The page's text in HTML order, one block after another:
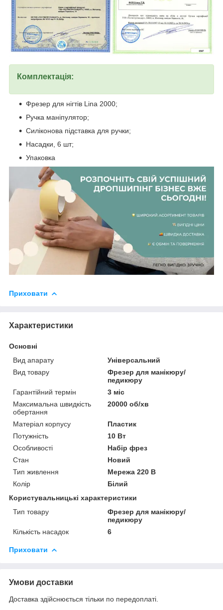
Комплектація:
Фрезер для нігтів Lina 2000;
Ручка маніпулятор;
Силіконова підставка для ручки;
Насадки, 6 шт;
Упаковка
Приховати
Характеристики
Основні
Вид апарату
Універсальний
Вид товару
Фрезер для манікюру/
педикюру
Гарантійний термін
3 міс
Максимальна швидкість
обертання
20000 об/хв
Матеріал корпусу
Пластик
Потужність
10 Вт
Особливості
Набір фрез
Стан
Новий
Тип живлення
Мережа 220 В
Колір
Білий
Користувальницькі характеристики
Тип товару
Фрезер для манікюру/
педикюру
Кількість насадок
6
Приховати
Умови доставки
Доставка здійснюється тільки по передоплаті.